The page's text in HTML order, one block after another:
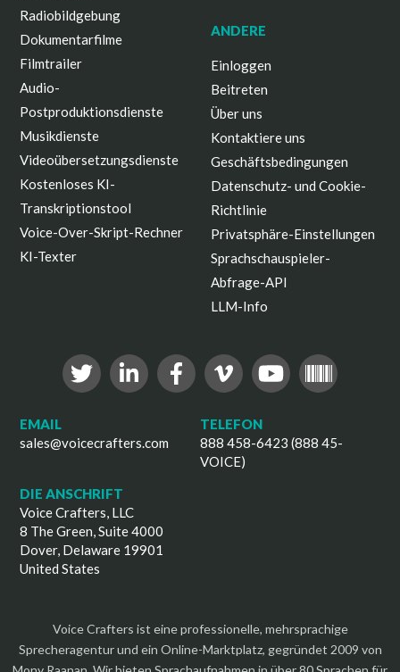
Radiobildgebung
Dokumentarfilme
Filmtrailer
Audio-
Postproduktionsdienste
Musikdienste
Videoübersetzungsdienste
Kostenloses KI-
Transkriptionstool
Voice-Over-Skript-Rechner
KI-Texter
ANDERE
Einloggen
Beitreten
Über uns
Kontaktiere uns
Geschäftsbedingungen
Datenschutz- und Cookie-
Richtlinie
Privatsphäre-Einstellungen
Sprachschauspieler-
Abfrage-API
LLM-Info
EMAIL
sales@voicecrafters.com
TELEFON
888 458-6423 (888 45-
VOICE)
DIE ANSCHRIFT
Voice Crafters, LLC
8 The Green, Suite 4000
Dover, Delaware 19901
United States
Voice Crafters ist eine professionelle, mehrsprachige
Sprecheragentur und ein Online-Marktplatz, gegründet 2009 von